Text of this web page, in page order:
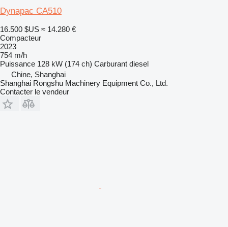
Dynapac CA510
16.500 $US ≈ 14.280 €
Compacteur
2023
754 m/h
Puissance 128 kW (174 ch) Carburant diesel
Chine, Shanghai
Shanghai Rongshu Machinery Equipment Co., Ltd.
Contacter le vendeur